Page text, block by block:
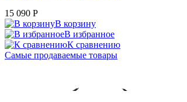
15 090 P
В корзину
В избранное
К сравнению
Самые продаваемые товары